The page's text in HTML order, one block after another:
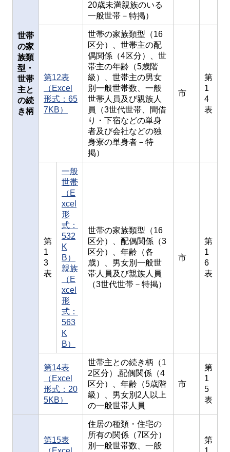
世帯
の家
族類
型・
世帯
主と
の続
き柄
20歳未満親族のいる
一般世帯－特掲）
第12表
（Excel
形式：65
7KB）
世帯の家族類型（16
区分）、世帯主の配
偶関係（4区分）、世
帯主の年齢（5歳階
級）、世帯主の男女
別一般世帯数、一般
世帯人員及び親族人
員（3世代世帯、間借
り・下宿などの単身
者及び会社などの独
身寮の単身者－特
掲）
市
第
1
4
表
第
1
3
表
一般
世帯
（E
xcel
形
式：
532
K
B）
親族
（E
xcel
形
式：
563
K
B）
世帯の家族類型（16
区分）、配偶関係（3
区分）、年齢（各
歳）、男女別一般世
帯人員及び親族人員
（3世代世帯－特掲）
市
第
1
6
表
第14表
（Excel
形式：20
5KB）
世帯主との続き柄（1
2区分）,配偶関係（4
区分）、年齢（5歳階
級）、男女別2人以上
の一般世帯人員
市
第
1
5
表
第15表
住居の種類・住宅の
所有の関係（7区分）
別一般世帯数、一般
第